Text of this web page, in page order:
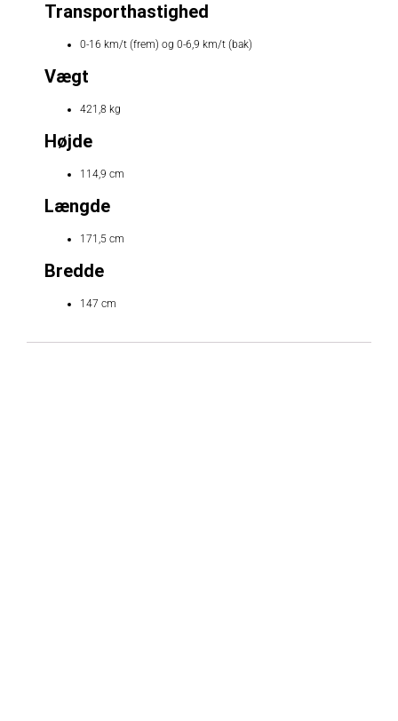
Transporthastighed
0-16 km/t (frem) og 0-6,9 km/t (bak)
Vægt
421,8 kg
Højde
114,9 cm
Længde
171,5 cm
Bredde
147 cm